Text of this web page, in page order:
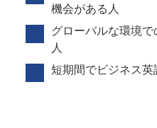
機会がある人
グローバルな環境
人
短期間でビジネス